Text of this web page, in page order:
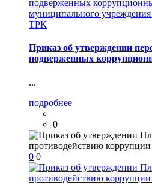
Приказ об утверждении
подверженных
...
подробнее
0
0 0